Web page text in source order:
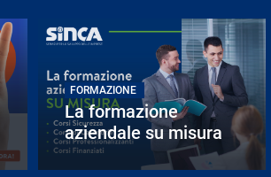
FORMAZIONE
La formazione
aziendale su misura